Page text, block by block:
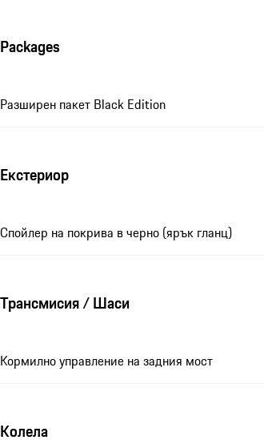
Packages
Разширен пакет Black Edition
Екстериор
Спойлер на покрива в черно (ярък гланц)
Трансмисия / Шаси
Кормилно управление на задния мост
Колела